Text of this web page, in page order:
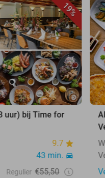
19%
uur) bij Time for
9.7
43 min.
Regulier €55,50